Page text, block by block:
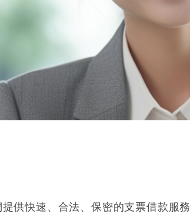
● ● ● ●
供快速、合法、保密的支票借款服務
當降息.增貸